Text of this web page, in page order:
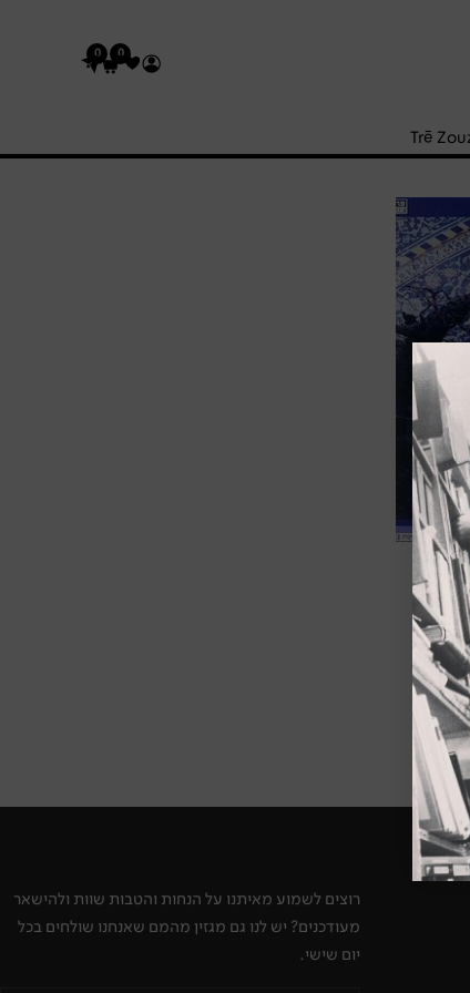
0
0
Trē
רוצים לשמוע מאיתנו על הנחות והטבות שוות ולהישאר
מעודכנים? יש לנו גם מגזין מהמם שאנחנו שולחים בכל
יום שישי.